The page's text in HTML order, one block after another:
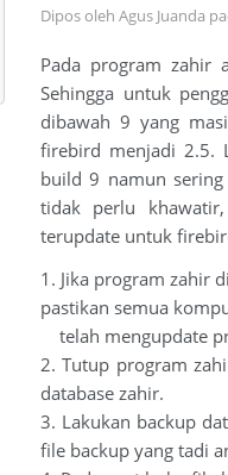
Dipos oleh Agus Juanda
Pada program zahir
Sehingga untuk
dibawah 9 yang
firebird menjadi 2.5.
build 9 namun
tidak perlu
terupdate untuk
1. Jika program zahir
pastikan semua
telah mengupdate
2. Tutup program
database zahir.
3. Lakukan backup
file backup yang tadi